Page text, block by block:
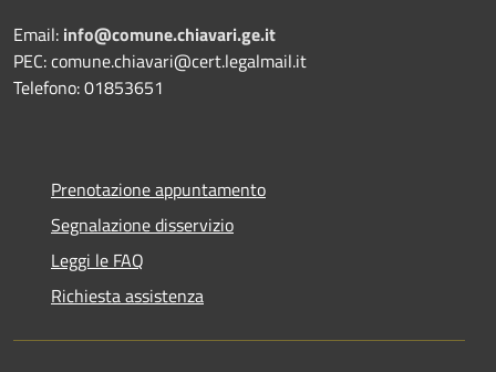
Email: info@comune.chiavari.ge.it
PEC: comune.chiavari@cert.legalmail.it
Telefono: 01853651
Prenotazione appuntamento
Segnalazione disservizio
Leggi le FAQ
Richiesta assistenza